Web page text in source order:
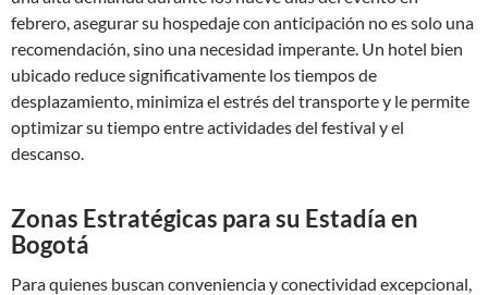
febrero, asegurar su hospedaje con anticipación no es solo una
recomendación, sino una necesidad imperante. Un hotel bien
ubicado reduce significativamente los tiempos de
desplazamiento, minimiza el estrés del transporte y le permite
optimizar su tiempo entre actividades del festival y el
descanso.
Zonas Estratégicas para su Estadía en
Bogotá
Para quienes buscan conveniencia y conectividad excepcional,